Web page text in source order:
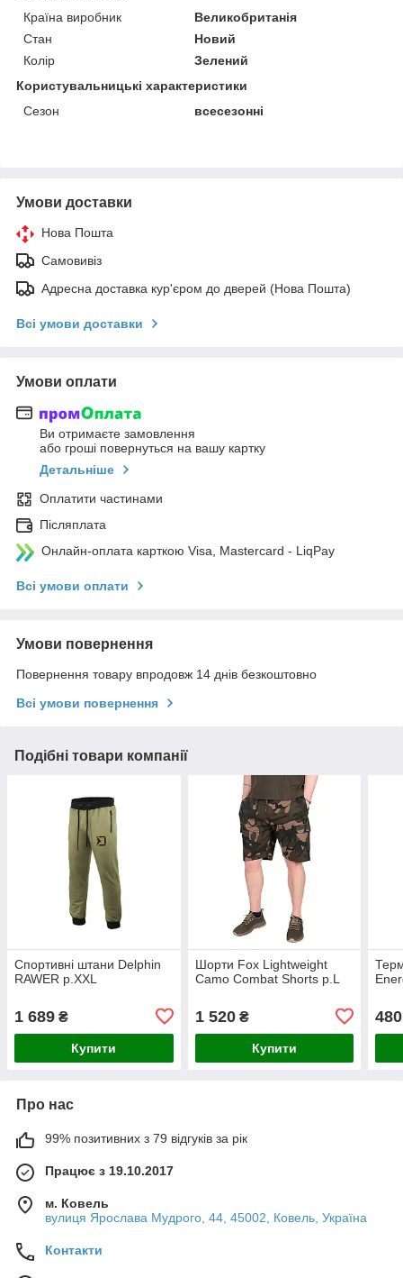
Країна виробник
Великобританія
Стан
Новий
Колір
Зелений
Користувальницькі характеристики
Сезон
всесезонні
Умови доставки
Нова Пошта
Самовивіз
Адресна доставка кур'єром до дверей (Нова Пошта)
Всі умови доставки
Умови оплати
Ви отримаєте замовлення
або гроші повернуться на вашу картку
Детальніше
Оплатити частинами
Післяплата
Онлайн-оплата карткою Visa, Mastercard - LiqPay
Всі умови оплати
Умови повернення
Повернення товару впродовж 14 днів безкоштовно
Всі умови повернення
Подібні товари компанії
Cпортивні штани Delphin
RAWER р.XXL
1 689 ₴
Купити
Шорти Fox Lightweight
Camo Combat Shorts р.L
1 520₴
Купити
480
Про нас
99% позитивних з 79 відгуків за рік
Працює з 19.10.2017
м. Ковель
вулиця Ярослава Мудрого, 44, 45002, Ковель, Україна
Контакти